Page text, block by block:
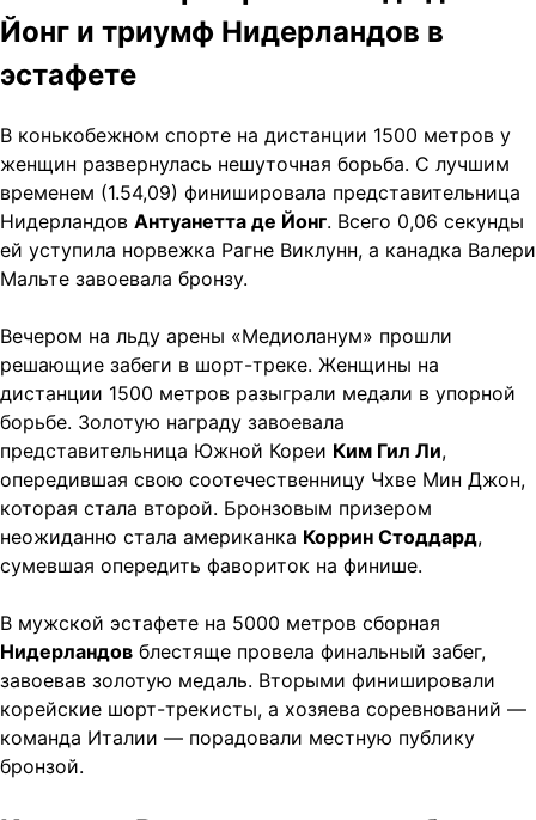
Йонг и триумф Нидерландов в
эстафете
В конькобежном спорте на дистанции 1500 метров у
женщин развернулась нешуточная борьба. С лучшим
временем (1.54,09) финишировала представительница
Нидерландов Антуанетта де Йонг. Всего 0,06 секунды
ей уступила норвежка Рагне Виклунн, а канадка Валери
Мальте завоевала бронзу.
Вечером на льду арены «Медиоланум» прошли
решающие забеги в шорт-треке. Женщины на
дистанции 1500 метров разыграли медали в упорной
борьбе. Золотую награду завоевала
представительница Южной Кореи Ким Гил Ли,
опередившая свою соотечественницу Чхве Мин Джон,
которая стала второй. Бронзовым призером
неожиданно стала американка Коррин Стоддард,
сумевшая опередить фавориток на финише.
В мужской эстафете на 5000 метров сборная
Нидерландов блестяще провела финальный забег,
завоевав золотую медаль. Вторыми финишировали
корейские шорт-трекисты, а хозяева соревнований —
команда Италии — порадовали местную публику
бронзой.